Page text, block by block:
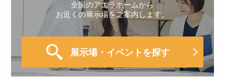
全国のアエラホームから
お近くの展示場をご案内します。
展示場・イベントを探す